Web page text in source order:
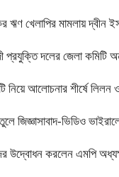
ঋণ খেলাপির মামলায়
প্রযুক্তি দলের জেলা কমিটি
নিয়ে আলোচনার শীর্ষে লিলন
জিজ্ঞাসাবাদ-ভিডিও
উদ্বোধন করলেন এমপি